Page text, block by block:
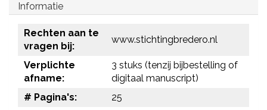
Informatie
Rechten aan te
vragen bij:
www.stichtingbredero.nl
Verplichte
afname:
3 stuks (tenzij bijbestelling of
digitaal manuscript)
# Pagina's:
25